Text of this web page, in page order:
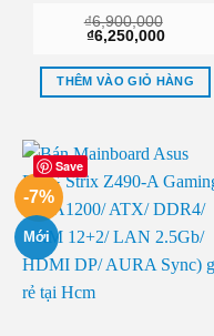
Gaming (LGA1200/ ATX/
DDR4/ VRM 14+2/ LAN
Sync) Uy tín
₫6,900,000
Giá
là:
₫6,900,000.
₫6,250,000Giá
tại
là:
THÊM VÀO GIỎ HÀNG
Save
-7%
Mới